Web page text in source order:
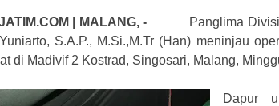
| MALANG, - Panglima
S.A.P., M.Si.,M.Tr (Han) meninjau
di Madivif 2 Kostrad, Singosari, Malang,
Dapur